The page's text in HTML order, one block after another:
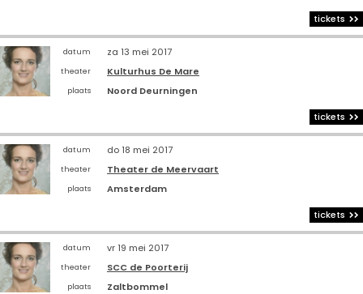
tickets
datum za 13 mei 2017
theater Kulturhus De Mare
plaats
Noord Deurningen
tickets
datum do 18 mei 2017
theater Theater de Meervaart
plaats
Amsterdam
tickets
datum vr 19 mei 2017
theater SCC de Poorterij
plaats
Zaltbommel